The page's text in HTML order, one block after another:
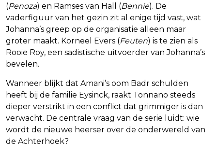
(Penoza) en Ramses van Hall (Bennie). De
vaderfiguur van het gezin zit al enige tijd vast, wat
Johanna’s greep op de organisatie alleen maar
groter maakt. Korneel Evers (Feuten) is te zien als
Rooie Roy, een sadistische uitvoerder van Johanna’s
bevelen.
Wanneer blijkt dat Amani’s oom Badr schulden
heeft bij de familie Eysinck, raakt Tonnano steeds
dieper verstrikt in een conflict dat grimmiger is dan
verwacht. De centrale vraag van de serie luidt: wie
wordt de nieuwe heerser over de onderwereld van
de Achterhoek?